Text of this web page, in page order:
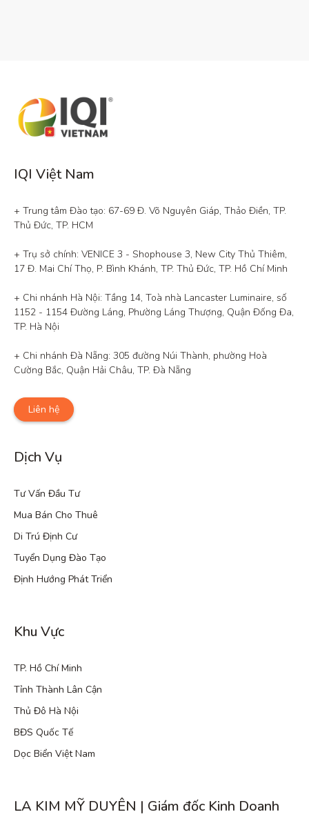
IQI Việt Nam
+ Trung tâm Đào tạo: 67-69 Đ. Võ Nguyên Giáp, Thảo Điền, TP.
Thủ Đức, TP. HCM
+ Trụ sở chính: VENICE 3 - Shophouse 3, New City Thủ Thiêm,
17 Đ. Mai Chí Thọ, P. Bình Khánh, TP. Thủ Đức, TP. Hồ Chí Minh
+ Chi nhánh Hà Nội: Tầng 14, Toà nhà Lancaster Luminaire, số
1152 - 1154 Đường Láng, Phường Láng Thượng, Quận Đống Đa,
TP. Hà Nội
+ Chi nhánh Đà Nẵng: 305 đường Núi Thành, phường Hoà
Cường Bắc, Quận Hải Châu, TP. Đà Nẵng
Liên hệ
Dịch Vụ
Tư Vấn Đầu Tư
Mua Bán Cho Thuê
Di Trú Định Cư
Tuyển Dụng Đào Tạo
Định Hướng Phát Triển
Khu Vực
TP. Hồ Chí Minh
Tỉnh Thành Lân Cận
Thủ Đô Hà Nội
BĐS Quốc Tế
Dọc Biển Việt Nam
LA KIM MỸ DUYÊN | Giám đốc Kinh Doanh